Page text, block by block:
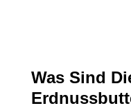
Was Sind